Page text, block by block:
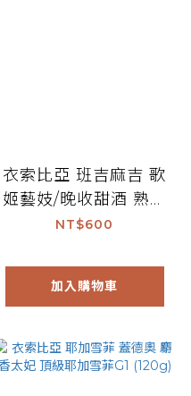
衣索比亞 班吉麻吉 歌
姬藝妓/晚收甜酒 熟果
日曬 G1 (200g)
NT$600
加入購物車